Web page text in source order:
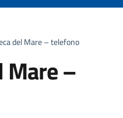
del Mare – telefono
Mare –